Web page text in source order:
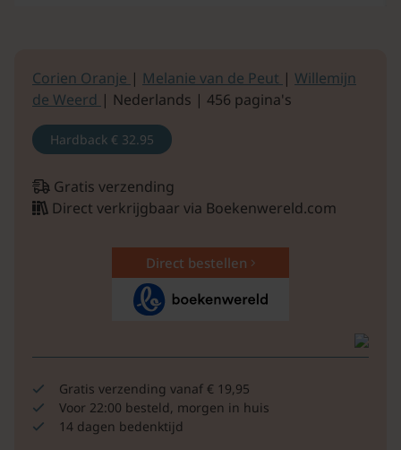
Corien Oranje | Melanie van de Peut | Willemijn
de Weerd | Nederlands | 456 pagina's
Hardback € 32.95
Gratis verzending
Direct verkrijgbaar via Boekenwereld.com
Direct bestellen
Gratis verzending vanaf € 19,95
Voor 22:00 besteld, morgen in huis
14 dagen bedenktijd